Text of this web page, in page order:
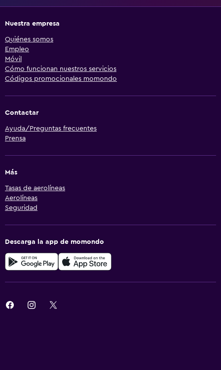
Nuestra empresa
Quiénes somos
Empleo
Móvil
Cómo funcionan nuestros servicios
Códigos promocionales momondo
Contactar
Ayuda/Preguntas frecuentes
Prensa
Más
Tasas de aerolíneas
Aerolíneas
Seguridad
Descarga la app de momondo